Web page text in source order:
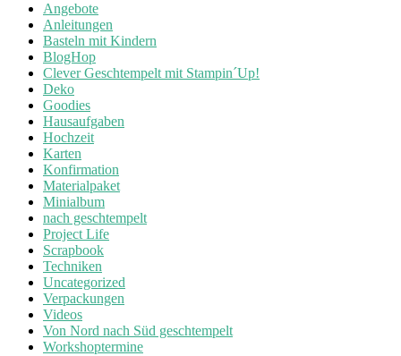
Angebote
Anleitungen
Basteln mit Kindern
BlogHop
Clever Geschtempelt mit Stampin´Up!
Deko
Goodies
Hausaufgaben
Hochzeit
Karten
Konfirmation
Materialpaket
Minialbum
nach geschtempelt
Project Life
Scrapbook
Techniken
Uncategorized
Verpackungen
Videos
Von Nord nach Süd geschtempelt
Workshoptermine